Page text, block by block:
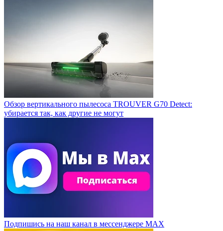
Обзор вертикального пылесоса TROUVER G70 Detect:
убирается так, как другие не могут
Подпишись на наш канал в мессенджере МАХ